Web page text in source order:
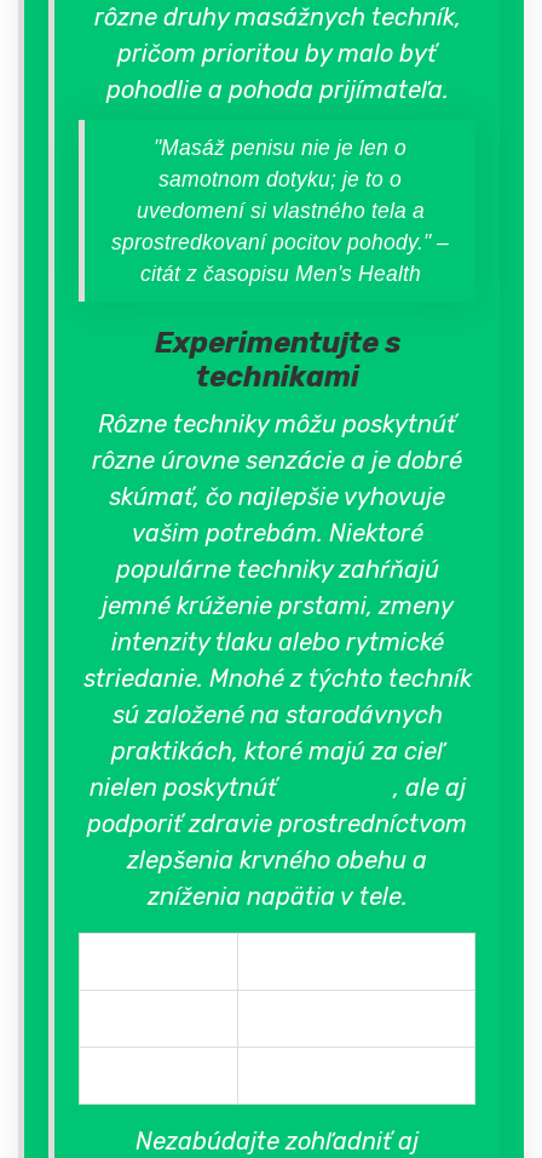
rôzne druhy masážnych techník,
pričom prioritou by malo byť
pohodlie a pohoda prijímateľa.
"Masáž penisu nie je len o
samotnom dotyku; je to o
uvedomení si vlastného tela a
sprostredkovaní pocitov pohody." –
citát z časopisu Men's Health
Experimentujte s
technikami
Rôzne techniky môžu poskytnúť
rôzne úrovne senzácie a je dobré
skúmať, čo najlepšie vyhovuje
vašim potrebám. Niektoré
populárne techniky zahŕňajú
jemné krúženie prstami, zmeny
intenzity tlaku alebo rytmické
striedanie. Mnohé z týchto techník
sú založené na starodávnych
praktikách, ktoré majú za cieľ
nielen poskytnúť
, ale aj
podporiť zdravie prostredníctvom
zlepšenia krvného obehu a
zníženia napätia v tele.
Nezabúdajte zohľadniť aj